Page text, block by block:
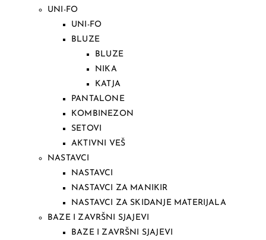
UNI-FO
UNI-FO
BLUZE
BLUZE
NIKA
KATJA
PANTALONE
KOMBINEZON
SETOVI
AKTIVNI VEŠ
NASTAVCI
NASTAVCI
NASTAVCI ZA MANIKIR
NASTAVCI ZA SKIDANJE MATERIJALA
BAZE I ZAVRŠNI SJAJEVI
BAZE I ZAVRŠNI SJAJEVI